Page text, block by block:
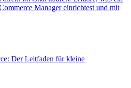
Manager einrichtest und mit